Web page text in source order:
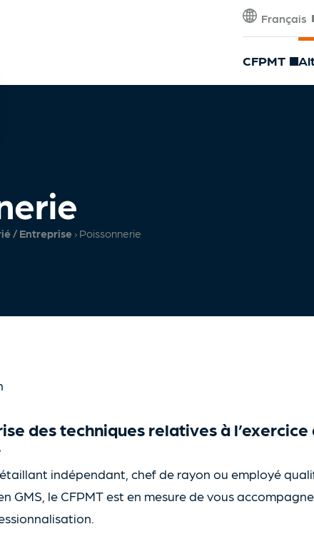
Français
CFPMT
/ Entreprise› Poissonnerie
des techniques relatives à l’exercice
indépendant, chef de rayon ou employé
GMS, le CFPMT est en mesure de vous